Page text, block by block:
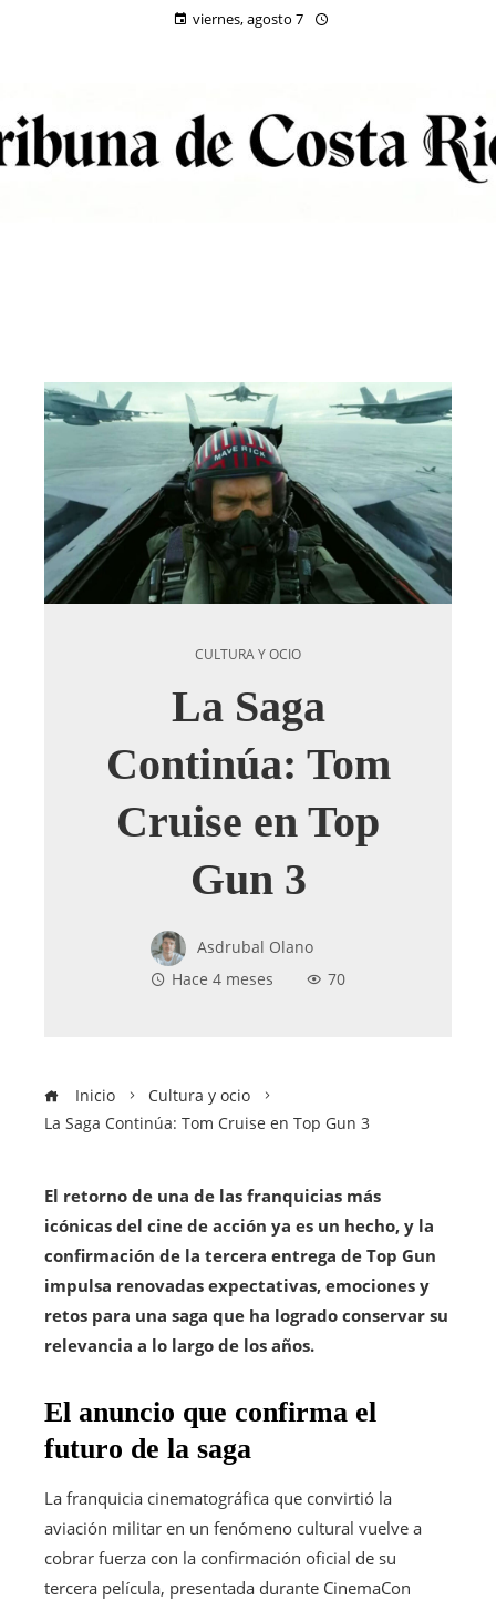
viernes, agosto 7
CULTURA Y OCIO
La Saga
Continúa: Tom
Cruise en Top
Gun 3
Asdrubal Olano
Hace 4 meses
70
Inicio
Cultura y ocio
La Saga Continúa: Tom Cruise en Top Gun 3
El retorno de una de las franquicias más
icónicas del cine de acción ya es un hecho, y la
confirmación de la tercera entrega de Top Gun
impulsa renovadas expectativas, emociones y
retos para una saga que ha logrado conservar su
relevancia a lo largo de los años.
El anuncio que confirma el
futuro de la saga
La franquicia cinematográfica que convirtió la
aviación militar en un fenómeno cultural vuelve a
cobrar fuerza con la confirmación oficial de su
tercera película, presentada durante CinemaCon